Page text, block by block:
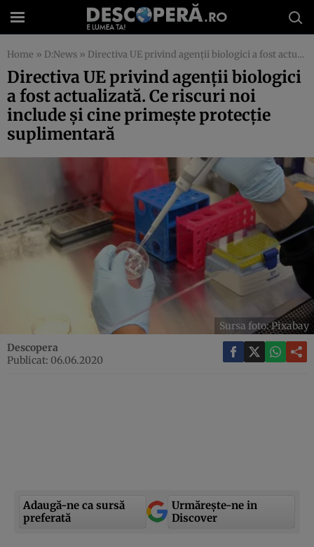
Home » D:News » Directiva UE privind agenții biologici a fost actualizată. Ce riscuri noi include și cine primește protecție suplimentară
Directiva UE privind agenții biologici
a fost actualizată. Ce riscuri noi
include și cine primește protecție
suplimentară
Sursa foto: Pixabay
Descopera
Publicat: 06.06.2020
Adaugă-ne ca sursă
preferată
Urmărește-ne in
Discover